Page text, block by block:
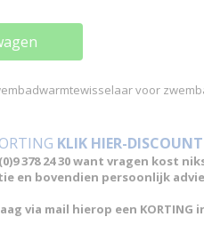
voor
KLIK HIER-
378 24 30 want vragen kost
en bovendien persoonlijk
via mail hierop een KORTING